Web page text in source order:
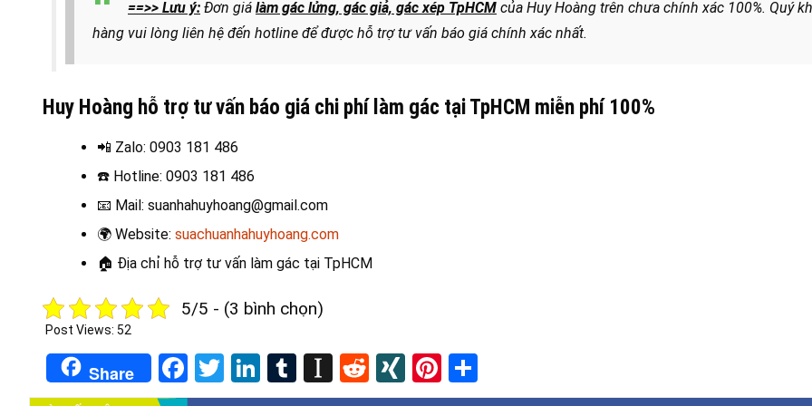
==>> Lưu ý: Đơn giá làm gác lửng, gác giả, gác xép TpHCM của Huy Hoàng trên chưa chính xác 100%. Quý
hàng vui lòng liên hệ đến hotline để được hỗ trợ tư vấn báo giá chính xác nhất.
Huy Hoàng hỗ trợ tư vấn báo giá chi phí làm gác tại TpHCM miễn phí 100%
📲 Zalo: 0903 181 486
☎️ Hotline: 0903 181 486
📧 Mail: suanhahuyhoang@gmail.com
🌍 Website: suachuanhahuyhoang.com
🏠 Địa chỉ hỗ trợ tư vấn làm gác tại TpHCM
5/5 - (3 bình chọn)
Post Views: 52
Share Facebook
TwitterLinkedIn
Tumblr
Instapaper
RedditXINGPinterest